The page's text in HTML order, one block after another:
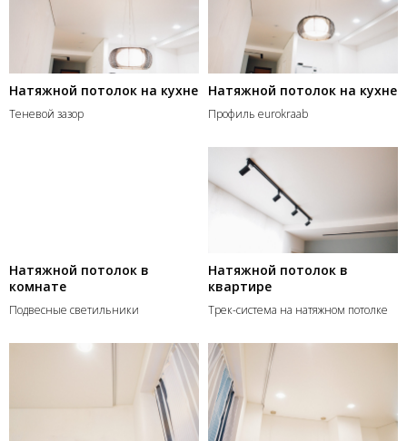
Натяжной потолок на кухне
Теневой зазор
Натяжной потолок на кухне
Профиль eurokraab
Натяжной потолок в
комнате
Подвесные светильники
Натяжной потолок в
квартире
Трек-система на натяжном потолке